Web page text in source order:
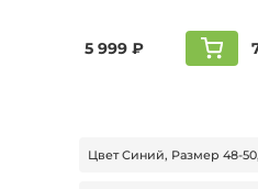
5 999 ₽
Цвет Синий, Размер 48-